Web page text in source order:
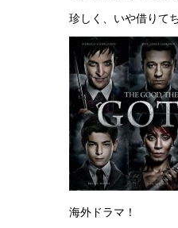
珍しく、いや借りて
海外ドラマ！